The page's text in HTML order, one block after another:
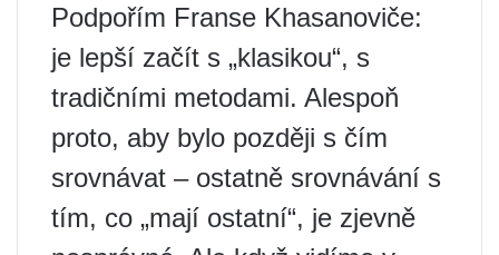
Podpořím Franse Khasanoviče:
je lepší začít s „klasikou“, s
tradičními metodami. Alespoň
proto, aby bylo později s čím
srovnávat – ostatně srovnávání s
tím, co „mají ostatní“, je zjevně